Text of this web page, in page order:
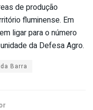
de produção
fluminense. Em
ligar para o número
da Defesa Agro.
Barra